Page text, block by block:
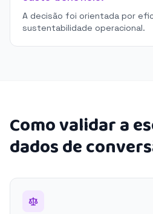
A decisão foi orientada por
sustentabilidade operacional.
Como validar a
dados de